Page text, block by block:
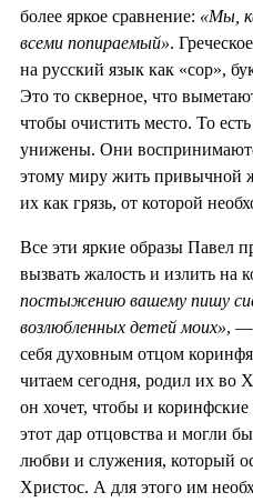
более яркое сравнение: «Мы,
всеми попираемый».
на русский язык как «сор»,
Это то скверное, что
чтобы очистить место. То
унижены. Они
этому миру жить привычной
их как грязь, от которой
Все эти яркие образы Павел
вызвать жалость и излить на
постыжению вашему пишу
возлюбленных детей моих», —
себя духовным отцом
читаем сегодня, родил их во
он хочет, чтобы и
этот дар отцовства и могли
любви и служения, который
Христос. А для этого им